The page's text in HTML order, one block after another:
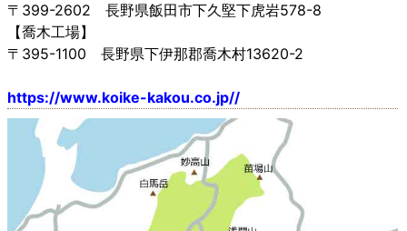
〒399-2602 長野県飯田市下久堅下虎岩578-8
【喬木工場】
〒395-1100 長野県下伊那郡喬木村13620-2
https://www.koike-kakou.co.jp//